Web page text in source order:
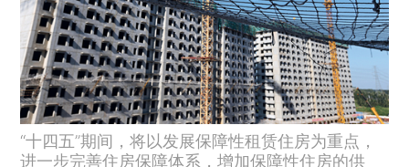
“十四五”期间，将以发展保障性租赁住房为重点，
进一步完善住房保障体系，增加保障性住房的供